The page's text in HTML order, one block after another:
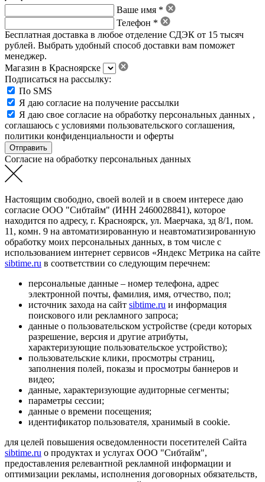
Ваше имя *
Телефон *
Бесплатная доставка в любое отделение СДЭК от 15 тысяч
рублей. Выбрать удобный способ доставки вам поможет
менеджер.
Магазин в Красноярске
Подписаться на рассылку:
По SMS
Я даю согласие на получение рассылки
Я даю свое согласие на обработку персональных данных ,
соглашаюсь с условиями пользовательского соглашения,
политики конфиденциальности и оферты
Согласие на обработку персональных данных
Настоящим свободно, своей волей и в своем интересе даю
согласие ООО "Сибтайм" (ИНН 2460028841), которое
находится по адресу, г. Красноярск, ул. Маерчака, зд 8/1, пом.
11, комн. 9 на автоматизированную и неавтоматизированную
обработку моих персональных данных, в том числе с
использованием интернет сервисов «Яндекс Метрика на сайте
sibtime.ru в соответствии со следующим перечнем:
персональные данные – номер телефона, адрес
электронной почты, фамилия, имя, отчество, пол;
источник захода на сайт sibtime.ru и информация
поискового или рекламного запроса;
данные о пользовательском устройстве (среди которых
разрешение, версия и другие атрибуты,
характеризующие пользовательское устройство);
пользовательские клики, просмотры страниц,
заполнения полей, показы и просмотры баннеров и
видео;
данные, характеризующие аудиторные сегменты;
параметры сессии;
данные о времени посещения;
идентификатор пользователя, хранимый в cookie.
для целей повышения осведомленности посетителей Сайта
sibtime.ru о продуктах и услугах ООО "Сибтайм",
предоставления релевантной рекламной информации и
оптимизации рекламы, исполнения договорных обязательств,